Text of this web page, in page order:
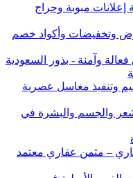
مبوبة وحراج
وتخفيضات وأكواد خصم
وآمنة - بذور السعودية
وتنفيذ مغاسل عصرية
والجسم والبشرة في
– مثمن عقاري معتمد